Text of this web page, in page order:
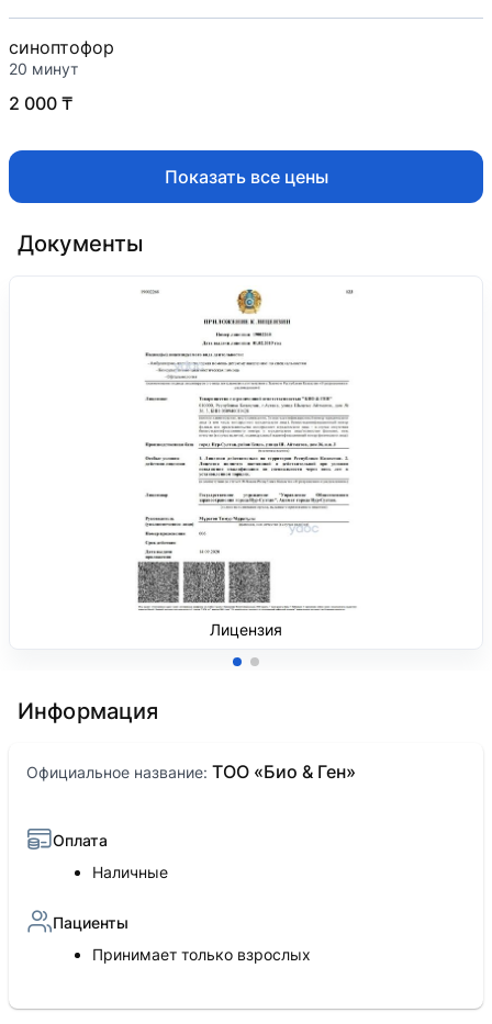
синоптофор
20 минут
2 000 ₸
Показать все цены
Документы
Лицензия
Информация
Официальное название: ТОО «Био & Ген»
Оплата
Наличные
Пациенты
Принимает только взрослых